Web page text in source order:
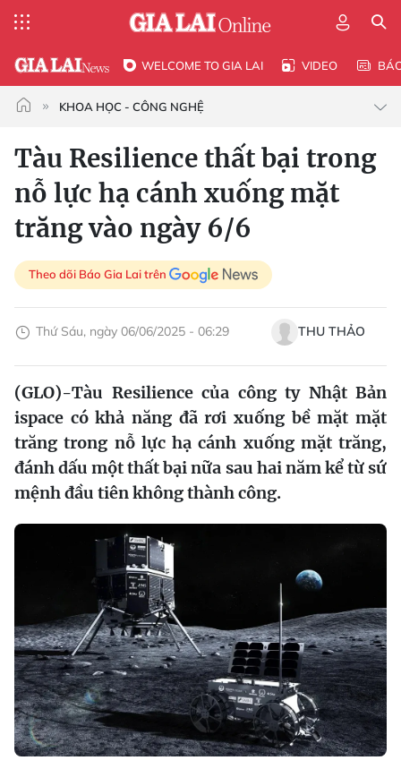
WELCOME TO GIA LAI VIDEO
KHOA HỌC - CÔNG NGHỆ
Tàu Resilience thất bại trong
nỗ lực hạ cánh xuống mặt
trăng vào ngày 6/6
Theo dõi Báo Gia Lai trên
Thứ Sáu, ngày 06/06/2025 - 06:29 THU THẢO
(GLO)-Tàu Resilience của công ty Nhật Bản
ispace có khả năng đã rơi xuống bề mặt mặt
trăng trong nỗ lực hạ cánh xuống mặt trăng,
đánh dấu một thất bại nữa sau hai năm kể từ sứ
mệnh đầu tiên không thành công.